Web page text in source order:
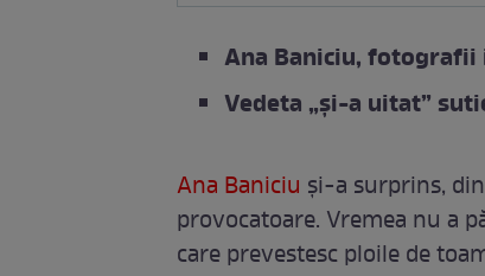
Ana Baniciu, fotografii
Vedeta „și-a uitat”
Ana Baniciu și-a surprins,
provocatoare. Vremea nu a
care prevestesc ploile de